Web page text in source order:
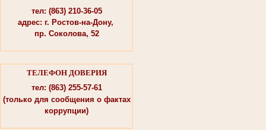
тел: (863) 210-36-05
адрес: г. Ростов-на-Дону,
пр. Соколова, 52
ТЕЛЕФОН ДОВЕРИЯ
тел: (863) 255-57-61
(только для сообщения о фактах
коррупции)